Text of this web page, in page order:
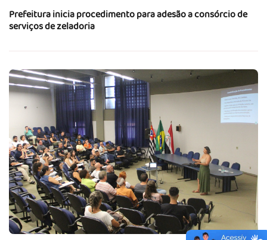
Prefeitura inicia procedimento para adesão a consórcio de
serviços de zeladoria